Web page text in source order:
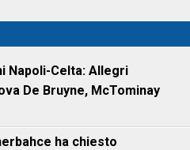
Napoli-Celta: Allegri
De Bruyne, McTominay
ha chiesto